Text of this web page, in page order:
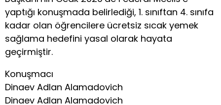
yaptığı konuşmada belirlediği, 1. sınıftan 4. sınıfa
kadar olan öğrencilere ücretsiz sıcak yemek
sağlama hedefini yasal olarak hayata
geçirmiştir.
Konuşmacı
Dinaev Adlan Alamadovich
Dinaev Adlan Alamadovich